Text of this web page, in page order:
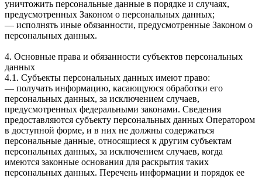
уничтожить персональные данные в порядке и случаях,
предусмотренных Законом о персональных данных;
— исполнять иные обязанности, предусмотренные Законом о
персональных данных.
4. Основные права и обязанности субъектов персональных
данных
4.1. Субъекты персональных данных имеют право:
— получать информацию, касающуюся обработки его
персональных данных, за исключением случаев,
предусмотренных федеральными законами. Сведения
предоставляются субъекту персональных данных Оператором
в доступной форме, и в них не должны содержаться
персональные данные, относящиеся к другим субъектам
персональных данных, за исключением случаев, когда
имеются законные основания для раскрытия таких
персональных данных. Перечень информации и порядок ее